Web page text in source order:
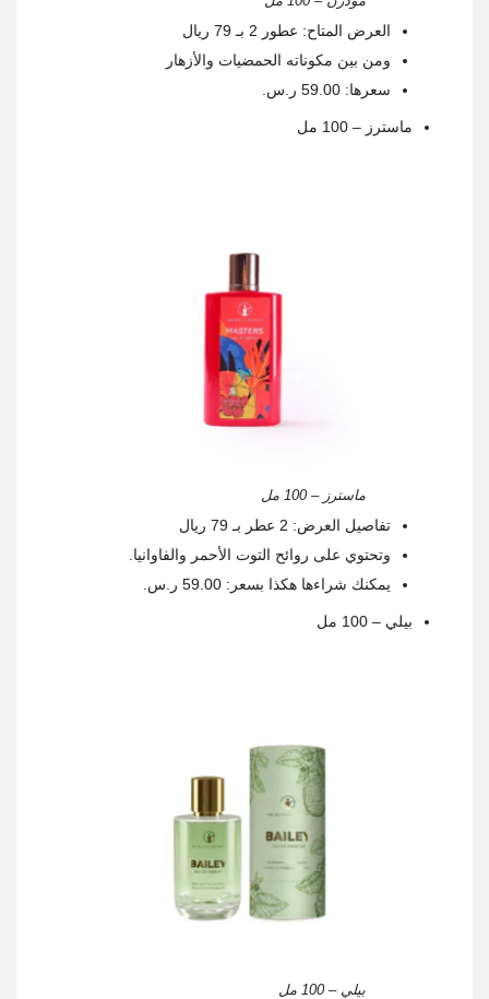
العرض المتاح: عطور 2 بـ 79 ريال
ومن بين مكوناته الحمضيات والأزهار
سعرها: 59.00 ر.س.
ماسترز – 100 مل
ماسترز – 100 مل
تفاصيل العرض: 2 عطر بـ 79 ريال
وتحتوي على روائح التوت الأحمر والفاوانيا.
يمكنك شراءها هكذا بسعر: 59.00 ر.س.
بيلي – 100 مل
بيلي – 100 مل